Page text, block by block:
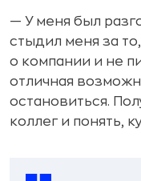
— У меня был
стыдил меня за
о компании и не
отличная
остановиться.
коллег и понять,